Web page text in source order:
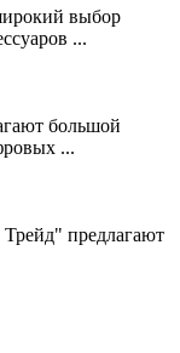
выбор
...
большой
...
предлагают